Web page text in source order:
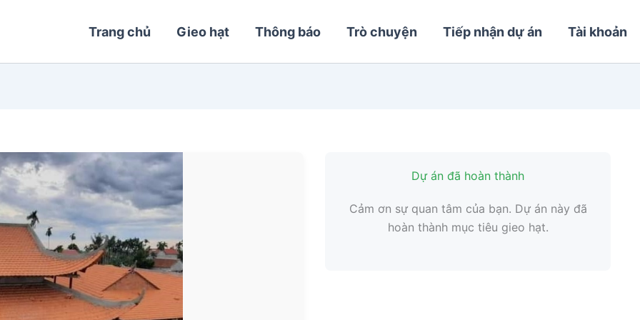
Trang chủ Gieo hạt Thông báo Trò chuyện Tiếp nhận dự án Tài khoản
Dự án đã hoàn thành
Cảm ơn sự quan tâm của bạn. Dự án này đã
hoàn thành mục tiêu gieo hạt.